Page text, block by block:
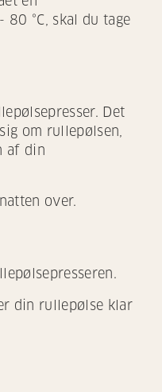
°C, skal du tage
Det
om rullepølsen,
af din
over.
din rullepølse klar